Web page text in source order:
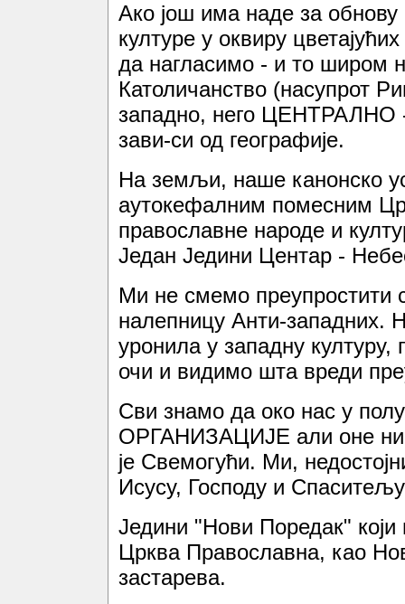
Ако још има наде за
културе у оквиру
да нагласимо - и то широм
Католичанство (насупрот
западно, него ЦЕНТРАЛНО
зави-си од географије.
На земљи, наше канонско
аутокефалним помесним
православне народе и
Један Једини Центар -
Ми не смемо преупростити
налепницу Анти-западних.
уронила у западну
очи и видимо шта вреди
Сви знамо да око нас у
ОРГАНИЗАЦИЈЕ али оне
је Свемогући. Ми,
Исусу, Господу и
Једини "Нови Поредак" који
Црква Православна, као
застарева.